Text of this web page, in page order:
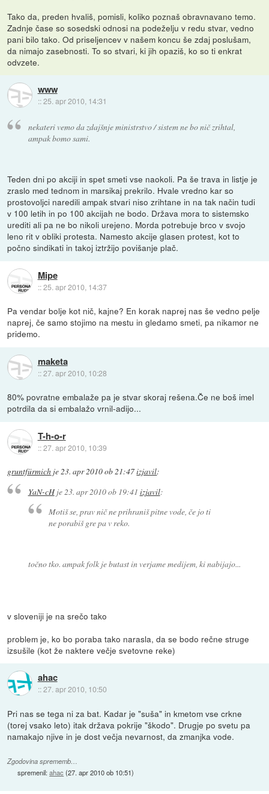
Tako da, preden hvališ, pomisli, koliko poznaš obravnavano temo.
Zadnje čase so sosedski odnosi na podeželju v redu stvar, vedno
pani bilo tako. Od priseljencev v našem koncu še zdaj poslušam,
da nimajo zasebnosti. To so stvari, ki jih opaziš, ko so ti enkrat
odvzete.
www
::25. apr 2010, 14:31
nekateri vemo da zdajšnje ministrstvo / sistem ne bo nič zrihtal,
ampak bomo sami.
Teden dni po akciji in spet smeti vse naokoli. Pa še trava in listje je
zraslo med tednom in marsikaj prekrilo. Hvale vredno kar so
prostovoljci naredili ampak stvari niso zrihtane in na tak način tudi
v 100 letih in po 100 akcijah ne bodo. Država mora to sistemsko
urediti ali pa ne bo nikoli urejeno. Morda potrebuje brco v svojo
leno rit v obliki protesta. Namesto akcije glasen protest, kot to
počno sindikati in takoj iztržijo povišanje plač.
Mipe
::25. apr 2010, 14:37
Pa vendar bolje kot nič, kajne? En korak naprej nas še vedno pelje
naprej, če samo stojimo na mestu in gledamo smeti, pa nikamor ne
pridemo.
maketa
::27. apr 2010, 10:28
80% povratne embalaže pa je stvar skoraj rešena.Če ne boš imel
potrdila da si embalažo vrnil-adijo...
T-h-o-r
::27. apr 2010, 10:39
gruntfürmich je23. apr 2010 ob 21:47izjavil:
YaN-cHje23. apr 2010 ob 19:41 izjavil:
Motiš se, prav nič ne prihraniš pitne vode, če jo ti
ne porabiš gre pa v reko.
točno tko. ampak folk je butast in verjame medijem, ki nabijajo...
v sloveniji je na srečo tako
problem je, ko bo poraba tako narasla, da se bodo rečne struge
izsušile (kot že naktere večje svetovne reke)
ahac
::27. apr 2010, 10:50
Pri nas se tega ni za bat. Kadar je "suša" in kmetom vse crkne
(torej vsako leto) itak država pokrije "škodo". Drugje po svetu pa
namakajo njive in je dost večja nevarnost, da zmanjka vode.
Zgodovina sprememb…
spremenil:ahac (27. apr 2010 ob 10:51)